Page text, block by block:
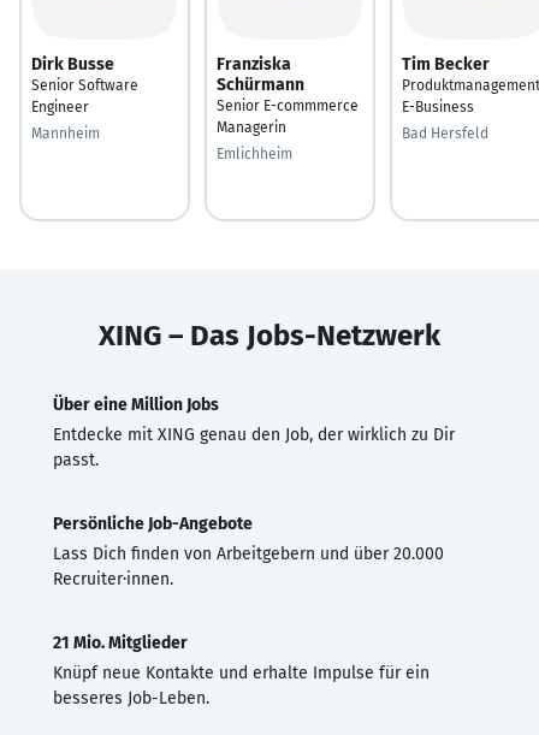
Dirk Busse
Senior Software
Engineer
Mannheim
Franziska
Schürmann
Senior E-commmerce
Managerin
Emlichheim
Tim Becker
Produktmanagement
E-Business
Bad Hersfeld
XING – Das Jobs-Netzwerk
Über eine Million Jobs
Entdecke mit XING genau den Job, der wirklich zu Dir
passt.
Persönliche Job-Angebote
Lass Dich finden von Arbeitgebern und über 20.000
Recruiter·innen.
21 Mio. Mitglieder
Knüpf neue Kontakte und erhalte Impulse für ein
besseres Job-Leben.